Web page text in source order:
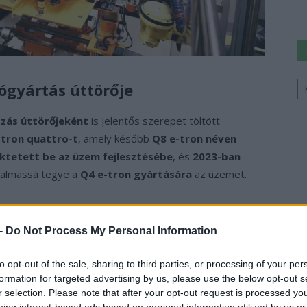
Do Not Process My Personal Information
opt-out of the sale, sharing to third parties, or processing of your
for targeted advertising by us, please use the below opt-out
selection. Please note that after your opt-out request is processed
úttörője
úttörőjeként is jelentős szerepet töltött
tron quattro-t, amely később Q8 e-tron néven
be az üzem fejlesztésébe, és 2023-ban
tegye a Q4 e-tron gyártására az üzemet.
elmaradtak a várakozásoktól, és a gyárjelentős
rendelkezik saját présüzemmel, így a
egyik oldalán lakóövezet, a másikon vasúti